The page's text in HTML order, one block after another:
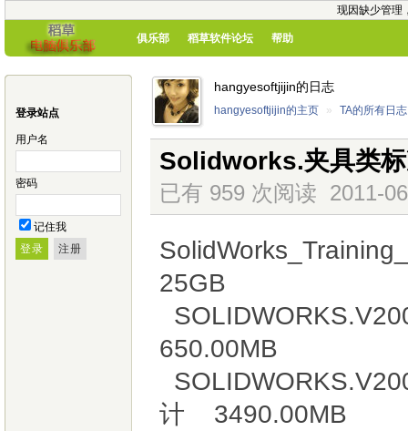
现因缺少管理
俱乐部 稻草软件论坛 帮助
登录站点
用户名
密码
记住我
hangyesoftjijin的日志
hangyesoftjijin的主页 » TA的所有日志
Solidworks.夹具类
已有 959 次阅读 2011-
25GB
650.00MB
计 3490.00MB